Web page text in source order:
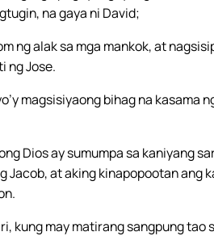
na gaya ni David;
ng alak sa mga mankok, at
ng Jose.
magsisiyaong bihag na kasama
Dios ay sumumpa sa kaniyang
Jacob, at aking kinapopootan ang
kung may matirang sangpung tao